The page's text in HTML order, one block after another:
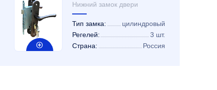
Нижний замок двери
Тип замка:
цилиндровый
Регелей:
3 шт.
Страна:
Россия